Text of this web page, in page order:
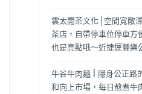
雲太閒茶文化│空間寬敞
茶店，自帶停車位停車方
也是亮點哦～近捷運豐樂
牛谷牛肉麵 | 隱身公正路
和向上市場，每日熬煮牛